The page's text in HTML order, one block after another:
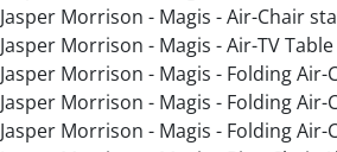
Jasper Morrison - Magis - Air-Chair
Jasper Morrison - Magis - Air-TV
Jasper Morrison - Magis - Folding
Jasper Morrison - Magis - Folding
Jasper Morrison - Magis - Folding